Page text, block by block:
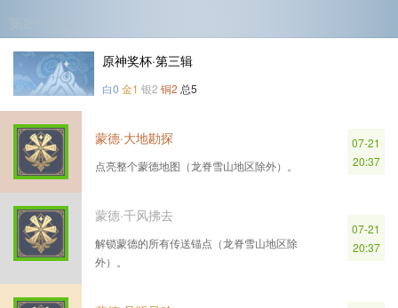
原神奖杯·第三辑
白0 金1 银2 铜2 总5
蒙德·大地勘探
点亮整个蒙德地图（龙脊雪山地区除外）。
07-21
20:37
蒙德·千风拂去
解锁蒙德的所有传送锚点（龙脊雪山地区除
外）。
07-21
20:37